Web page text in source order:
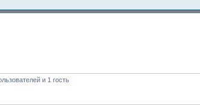
и 1 гость